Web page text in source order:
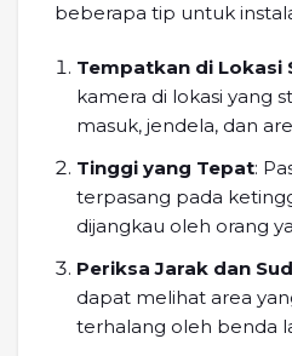
beberapa tip untuk
Tempatkan di Lokasi
kamera di lokasi yang
masuk, jendela, dan
Tinggi yang Tepat:
terpasang pada
dijangkau oleh orang
Periksa Jarak dan
dapat melihat area
terhalang oleh benda